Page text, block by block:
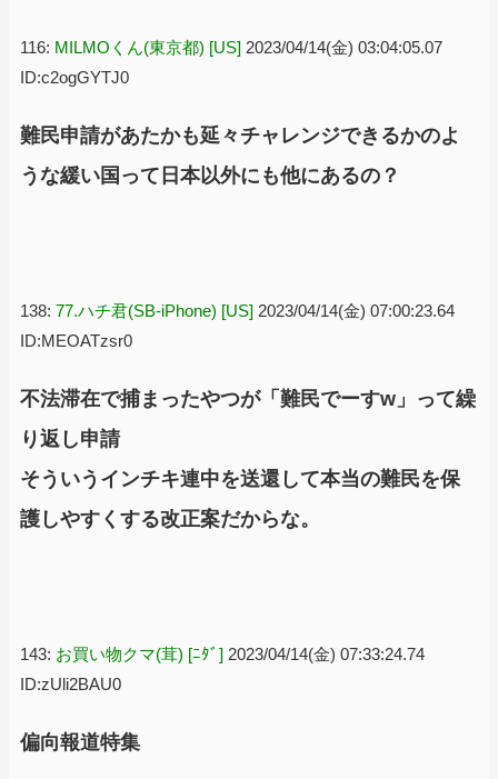
116: MILMOくん(東京都) [US] 2023/04/14(金) 03:04:05.07
ID:c2ogGYTJ0
難民申請があたかも延々チャレンジできるかのよ
うな緩い国って日本以外にも他にあるの？
138: 77.ハチ君(SB-iPhone) [US] 2023/04/14(金) 07:00:23.64
ID:MEOATzsr0
不法滞在で捕まったやつが「難民でーすw」って繰
り返し申請
そういうインチキ連中を送還して本当の難民を保
護しやすくする改正案だからな。
143: お買い物クマ(茸) [ﾆﾀﾞ] 2023/04/14(金) 07:33:24.74
ID:zUli2BAU0
偏向報道特集